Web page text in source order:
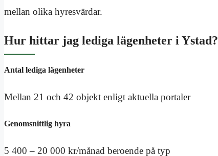
mellan olika hyresvärdar.
Hur hittar jag lediga lägenheter i Ystad?
Antal lediga lägenheter
Mellan 21 och 42 objekt enligt aktuella portaler
Genomsnittlig hyra
5 400 – 20 000 kr/månad beroende på typ